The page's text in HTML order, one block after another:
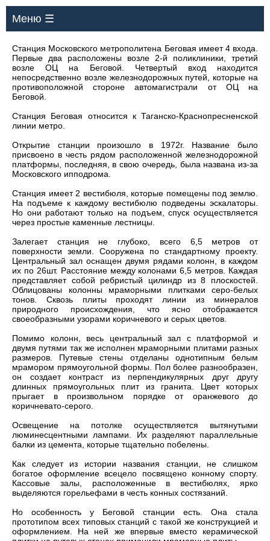
Меню ☰
Станция Московского метрополитена Беговая имеет 4 входа.
Первые два расположены возле 2-й поликлиники, третий
возле ОЦ на Беговой. Четвертый вход находится
непосредственно возле железнодорожных путей, которые на
противоположной стороне автомагистрали от ОЦ на
Беговой.
Станция Беговая относится к Таганско-Краснопресненской
линии метро.
Открытие станции произошло в 1972г. Название было
присвоено в честь рядом расположенной железнодорожной
платформы, последняя, в свою очередь, была названа из-за
Московского ипподрома.
Станция имеет 2 вестибюля, которые помещены под землю.
На подъеме к каждому вестибюлю подведены эскалаторы.
Но они работают только на подъем, спуск осуществляется
через простые каменные лестницы.
Залегает станция не глубоко, всего 6,5 метров от
поверхности земли. Сооружена по стандартному проекту.
Центральный зал оснащен двумя рядами колонн, в каждом
их по 26шт. Расстояние между колонами 6,5 метров. Каждая
представляет собой ребристый цилиндр из 8 плоскостей.
Облицованы колонны мраморными плитками серо-белых
тонов. Сквозь плиты проходят линии из минералов
природного происхождения, что ясно отображается
своеобразными узорами коричневого и серых цветов.
Помимо колонн, весь центральный зал с платформой и
двумя путями так же исполнен мраморными плитами разных
размеров. Путевые стены отделаны однотипным белым
мрамором прямоугольной формы. Пол более разнообразен,
он создает контраст из перпендикулярных друг другу
длинных прямоугольных плит из гранита. Цвет которых
прыгает в произвольном порядке от оранжевого до
коричневато-серого.
Освещение на потолке осуществляется вытянутыми
люминесцентными лампами. Их разделяют параллельные
балки из цемента, которые тщательно побелены.
Как следует из истории названия станции, не слишком
богатое оформление всецело посвящено конному спорту.
Кассовые залы, расположенные в вестибюлях, ярко
выделяются горельефами в честь конных состязаний.
Но особенность у Беговой станции есть. Она стала
прототипом всех типовых станций с такой же конструкцией и
оформлением. На ней же впервые вместо керамической